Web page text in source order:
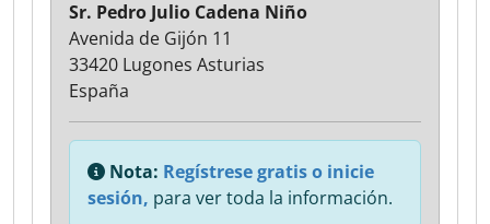
Sr. Pedro Julio Cadena Niño
Avenida de Gijón 11
33420 Lugones Asturias
España
Nota: Regístrese gratis o inicie
sesión, para ver toda la información.